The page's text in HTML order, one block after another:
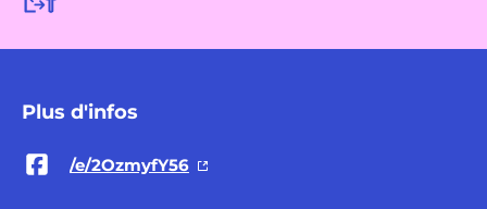
Plus d'infos
/e/2OzmyfY56